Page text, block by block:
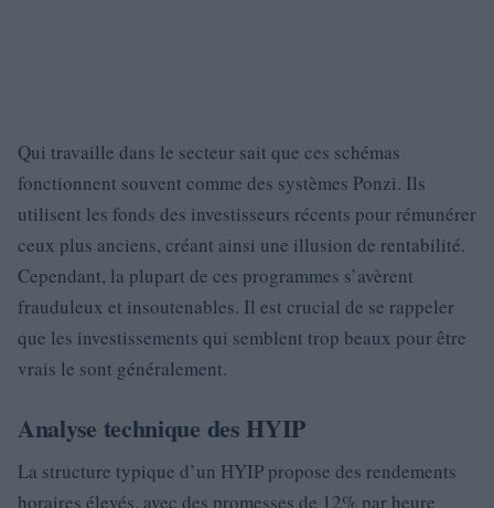
Qui travaille dans le secteur sait que ces schémas
fonctionnent souvent comme des systèmes Ponzi. Ils
utilisent les fonds des investisseurs récents pour rémunérer
ceux plus anciens, créant ainsi une illusion de rentabilité.
Cependant, la plupart de ces programmes s’avèrent
frauduleux et insoutenables. Il est crucial de se rappeler
que les investissements qui semblent trop beaux pour être
vrais le sont généralement.
Analyse technique des HYIP
La structure typique d’un HYIP propose des rendements
horaires élevés, avec des promesses de 12% par heure